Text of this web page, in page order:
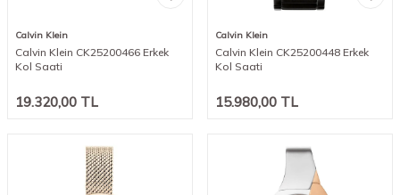
Calvin Klein
Calvin Klein CK25200466 Erkek
Kol Saati
19.320,00 TL
Calvin Klein
Calvin Klein CK25200448 Erkek
Kol Saati
15.980,00 TL